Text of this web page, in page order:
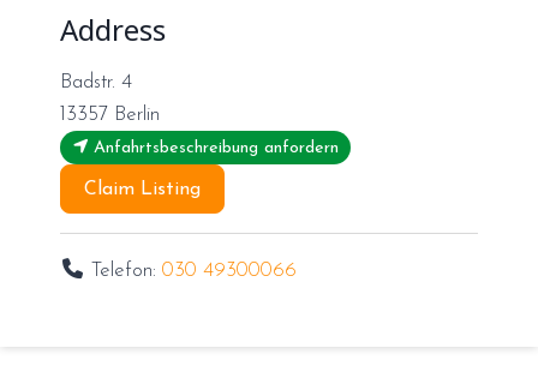
Address
Badstr. 4
13357 Berlin
Anfahrtsbeschreibung anfordern
Claim Listing
Telefon:030 49300066